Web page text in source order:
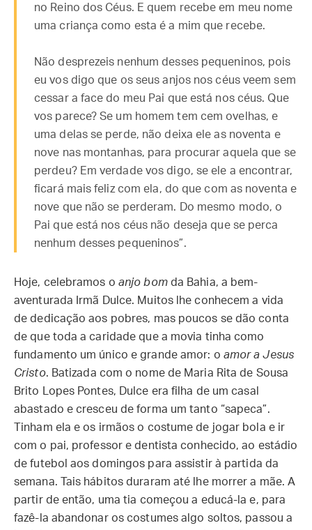
no Reino dos Céus. E quem recebe em meu nome
uma criança como esta é a mim que recebe.
Não desprezeis nenhum desses pequeninos, pois
eu vos digo que os seus anjos nos céus veem sem
cessar a face do meu Pai que está nos céus. Que
vos parece? Se um homem tem cem ovelhas, e
uma delas se perde, não deixa ele as noventa e
nove nas montanhas, para procurar aquela que se
perdeu? Em verdade vos digo, se ele a encontrar,
ficará mais feliz com ela, do que com as noventa e
nove que não se perderam. Do mesmo modo, o
Pai que está nos céus não deseja que se perca
nenhum desses pequeninos”.
Hoje, celebramos o anjo bomda Bahia, a bem-
aventurada Irmã Dulce. Muitos lhe conhecem a vida
de dedicação aos pobres, mas poucos se dão conta
de que toda a caridade que a movia tinha como
fundamento um único e grande amor: o amor a Jesus
Cristo. Batizada com o nome de Maria Rita de Sousa
Brito Lopes Pontes, Dulce era filha de um casal
abastado e cresceu de forma um tanto “sapeca”.
Tinham ela e os irmãos o costume de jogar bola e ir
com o pai, professor e dentista conhecido, ao estádio
de futebol aos domingos para assistir à partida da
semana. Tais hábitos duraram até lhe morrer a mãe. A
partir de então, uma tia começou a educá-la e, para
fazê-la abandonar os costumes algo soltos, passou a